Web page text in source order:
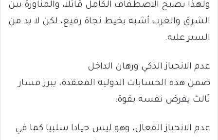
ولهذا يصبح الاصطفاف الكامل قاتلا، والمناورة بين
الشرق والغرب أشبه بخيط نجاة رفيع، لكن لا بد من
السير عليه.
عدم الانحياز الذكي ورهان الداخل
ضمن هذه الحسابات الدولية المعقدة، يبرز مسار
ثالث يفرض نفسه بقوة:
عدم الانحياز الفعال، وهو ليس حيادا سلبيا كما في